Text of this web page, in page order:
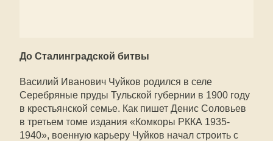
До Сталинградской битвы
Василий Иванович Чуйков родился в селе
Серебряные пруды Тульской губернии в 1900 году
в крестьянской семье. Как пишет Денис Соловьев
в третьем томе издания «Комкоры РККА 1935-
1940», военную карьеру Чуйков начал строить с